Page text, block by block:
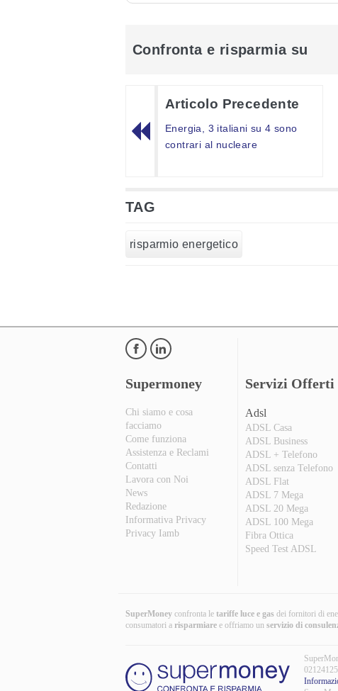
Confronta e risparmia su
Articolo Precedente
Energia, 3 italiani su 4 sono
contrari al nucleare
TAG
risparmio energetico
Supermoney
Chi siamo e cosa
facciamo
Come funziona
Assistenza e Reclami
Contatti
Lavora con Noi
News
Redazione
Informativa Privacy
Privacy Iamb
Servizi Offerti
Adsl
ADSL Casa
ADSL Business
ADSL + Telefono
ADSL senza Telefono
ADSL Flat
ADSL 7 Mega
ADSL 20 Mega
ADSL 100 Mega
Fibra Ottica
Speed Test ADSL
SuperMoney confronta le tariffe luce e gas dei fornitori di
consumatori a risparmiare e offriamo un servizio di